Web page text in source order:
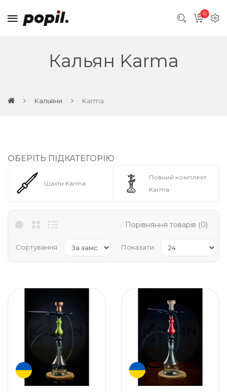
0
Кальян Karma
Кальяни Karma
ОБЕРІТЬ ПІДКАТЕГОРІЮ
Шахти Karma
Повний комплект
Karma
Порівняння товарів (0)
Сортування: Показати: